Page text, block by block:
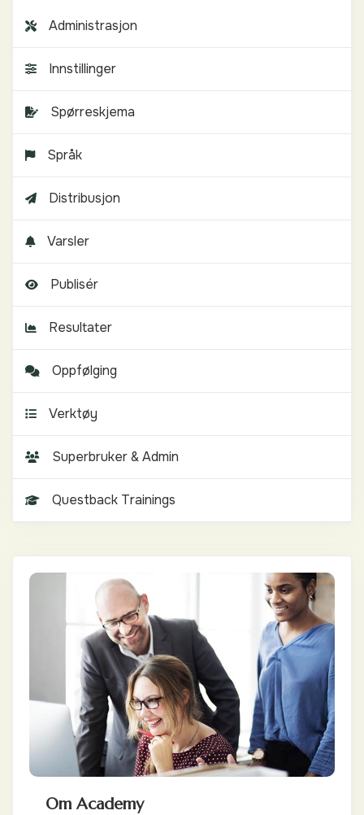
Administrasjon
Innstillinger
Spørreskjema
Språk
Distribusjon
Varsler
Publisér
Resultater
Oppfølging
Verktøy
Superbruker & Admin
Questback Trainings
Om Academy